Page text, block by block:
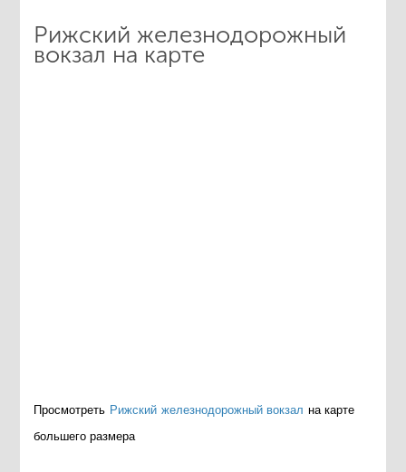
Рижский железнодорожный
вокзал на карте
Просмотреть Рижский железнодорожный вокзал на карте
большего размера